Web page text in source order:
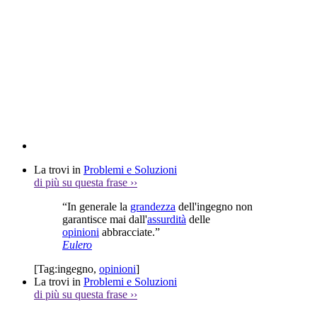
La trovi in Problemi e Soluzioni
di più su questa frase ››
“In generale la grandezza dell'ingegno non
garantisce mai dall'assurdità delle
opinioni abbracciate.”
Eulero
[Tag:ingegno, opinioni]
La trovi in Problemi e Soluzioni
di più su questa frase ››